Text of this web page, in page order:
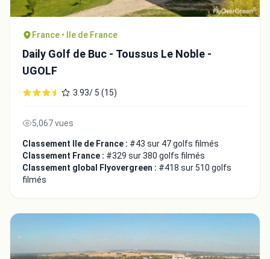
France • Ile de France
Daily Golf de Buc - Toussus Le Noble -
UGOLF
3.93/ 5 (15)
5,067 vues
Classement Ile de France : #43 sur 47 golfs filmés
Classement France : #329 sur 380 golfs filmés
Classement global Flyovergreen : #418 sur 510 golfs
filmés